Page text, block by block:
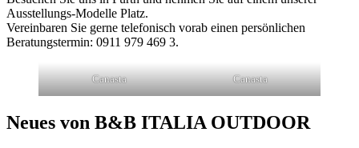
Ausstellungs-Modelle Platz.
Vereinbaren Sie gerne telefonisch vorab einen persönlichen
Beratungstermin: 0911 979 469 3.
Canasta Canasta
Neues von B&B ITALIA OUTDOOR